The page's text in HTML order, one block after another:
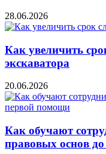
28.06.2026
Как увеличить
экскаватора
20.06.2026
Как обучают
правовых основ